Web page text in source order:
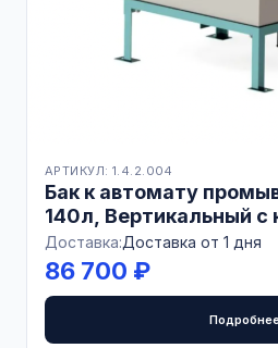
АРТИКУЛ: 1.4.2.004
Бак к автомату
140л, Вертикальный с
ТЕНами, БЕЛАРУСЬ
Доставка:Доставка от 1 дня
86 700 ₽